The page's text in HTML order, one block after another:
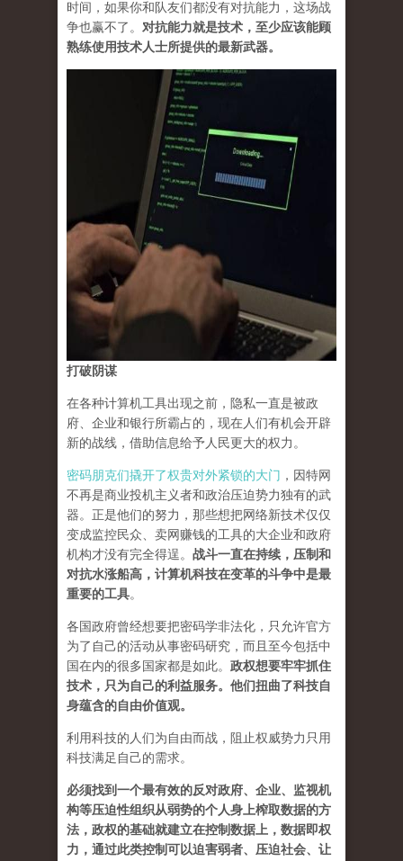
时间，如果你和队友们都没有对抗能力，这场战
争也赢不了。 对抗能力就是技术，至少应该能顾
熟练使用技术人士所提供的最新武器。
打破阴谋
在各种计算机工具出现之前，隐私一直是被政
府、企业和银行所霸占的，现在人们有机会开辟
新的战线，借助信息给予人民更大的权力。
密码朋克们撬开了权贵对外紧锁的大门 ，因特网
不再是商业投机主义者和政治压迫势力独有的武
器。正是他们的努力，那些想把网络新技术仅仅
变成监控民众、卖网赚钱的工具的大企业和政府
机构才没有完全得逞。 战斗一直在持续，压制和
对抗水涨船高，计算机科技在变革的斗争中是最
重要的工具。
各国政府曾经想要把密码学非法化，只允许官方
为了自己的活动从事密码研究，而且至今包括中
国在内的很多国家都是如此。 政权想要牢牢抓住
技术，只为自己的利益服务。他们扭曲了科技自
身蕴含的自由价值观。
利用科技的人们为自由而战，阻止权威势力只用
科技满足自己的需求。
必须找到一个最有效的反对政府、企业、监视机
构等压迫性组织从弱势的个人身上榨取数据的方
法，政权的基础就建立在控制数据上，数据即权
力，通过此类控制可以迫害弱者、压迫社会、让